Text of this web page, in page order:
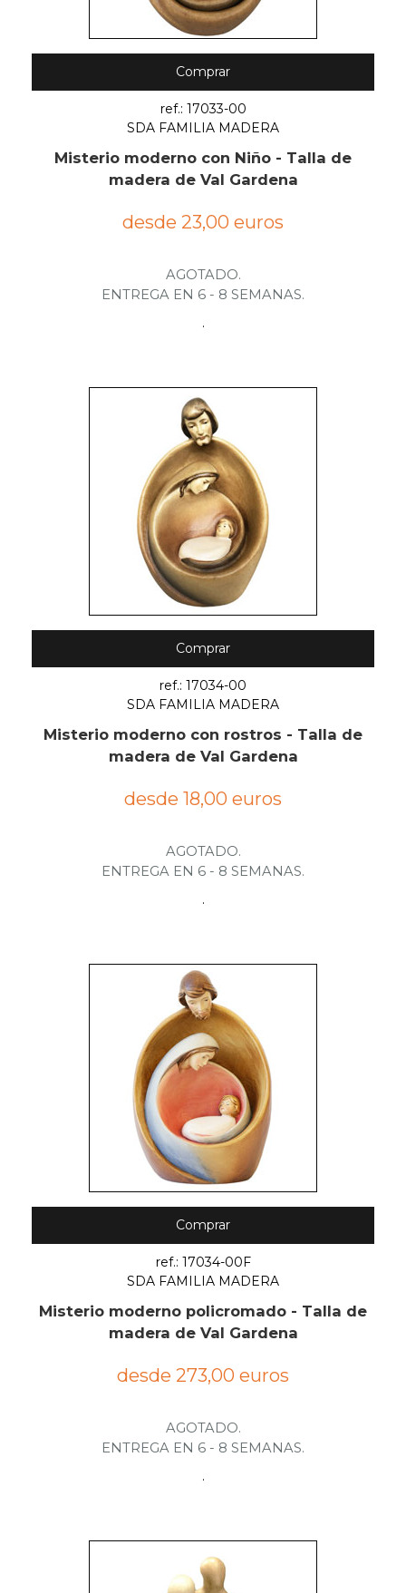
Comprar
ref.: 17033-00
SDA FAMILIA MADERA
Misterio moderno con Niño - Talla de
madera de Val Gardena
desde 23,00 euros
AGOTADO.
ENTREGA EN 6 - 8 SEMANAS.
.
Comprar
ref.: 17034-00
SDA FAMILIA MADERA
Misterio moderno con rostros - Talla de
madera de Val Gardena
desde 18,00 euros
AGOTADO.
ENTREGA EN 6 - 8 SEMANAS.
.
Comprar
ref.: 17034-00F
SDA FAMILIA MADERA
Misterio moderno policromado - Talla de
madera de Val Gardena
desde 273,00 euros
AGOTADO.
ENTREGA EN 6 - 8 SEMANAS.
.